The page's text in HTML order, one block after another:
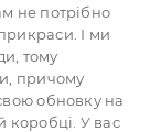
не потрібно
І ми
тому
причому
обновку на
коробці. У вас